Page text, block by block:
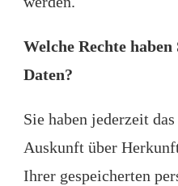
Welche Rechte
Daten?
Sie haben jederzeit
Auskunft über
Ihrer gespeicherten